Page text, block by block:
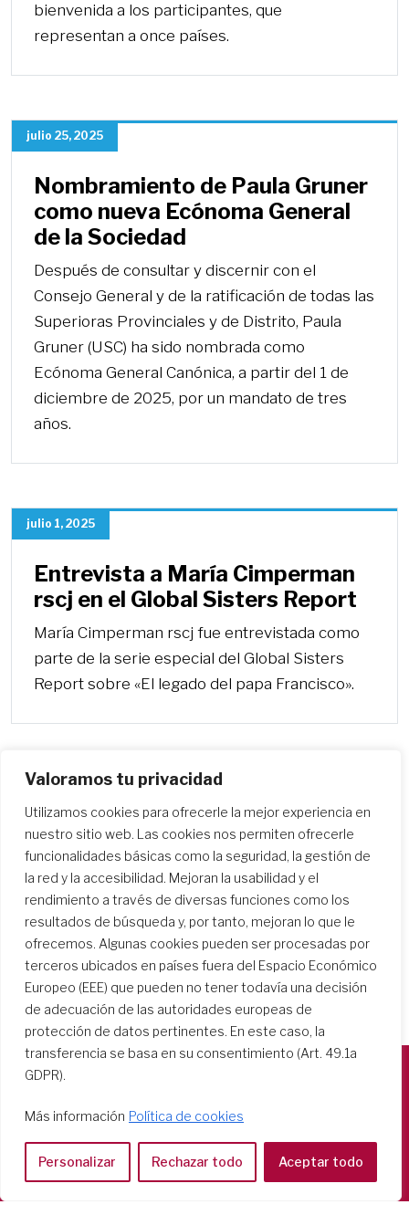
Valoramos tu privacidad
Utilizamos cookies para ofrecerle la mejor experiencia en
nuestro sitio web. Las cookies nos permiten ofrecerle
funcionalidades básicas como la seguridad, la gestión de
la red y la accesibilidad. Mejoran la usabilidad y el
rendimiento a través de diversas funciones como los
resultados de búsqueda y, por tanto, mejoran lo que le
ofrecemos. Algunas cookies pueden ser procesadas por
terceros ubicados en países fuera del Espacio Económico
Europeo (EEE) que pueden no tener todavía una decisión
de adecuación de las autoridades europeas de
protección de datos pertinentes. En este caso, la
transferencia se basa en su consentimiento (Art. 49.1a
GDPR).
Más información Política de cookies
Personalizar Rechazar todo Aceptar todo
bienvenida a los participantes, que
representan a once países.
julio 25, 2025
Nombramiento de Paula Gruner
como nueva Ecónoma General
de la Sociedad
Después de consultar y discernir con el
Consejo General y de la ratificación de todas las
Superioras Provinciales y de Distrito, Paula
Gruner (USC) ha sido nombrada como
Ecónoma General Canónica, a partir del 1 de
diciembre de 2025, por un mandato de tres
años.
julio 1, 2025
Entrevista a María Cimperman
rscj en el Global Sisters Report
María Cimperman rscj fue entrevistada como
parte de la serie especial del Global Sisters
Report sobre «El legado del papa Francisco».
Más
Casa Generalizia
Via Tarquinio Vipera, 16 - 00152 Roma
Tel: 06 58 23 03 32 or 06 58 20 31 17